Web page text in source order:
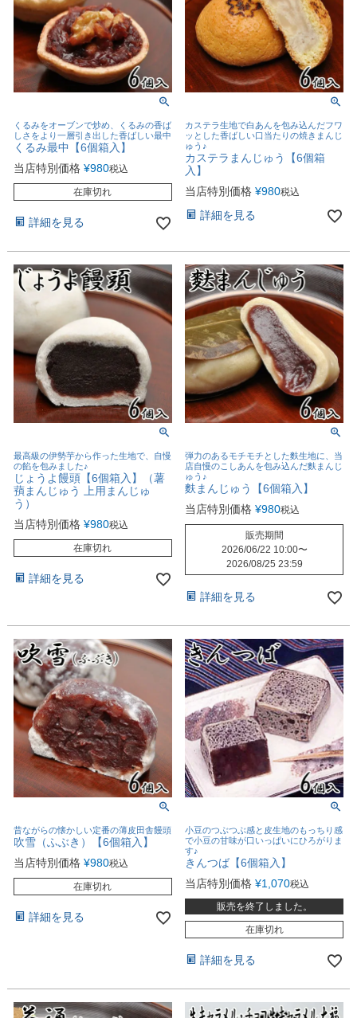
くるみをオーブンで炒め、くるみの香ば
しさをより一層引き出した香ばしい最中
くるみ最中【6個箱入】
当店特別価格 ¥980税込
在庫切れ
詳細を見る
カステラ生地で白あんを包み込んだフワ
ッとした香ばしい口当たりの焼きまんじ
ゅう♪
カステラまんじゅう【6個箱
入】
当店特別価格 ¥980税込
詳細を見る
最高級の伊勢芋から作った生地で、自慢
の餡を包みました♪
じょうよ饅頭【6個箱入】（薯
蕷まんじゅう 上用まんじゅ
う）
当店特別価格 ¥980税込
在庫切れ
詳細を見る
弾力のあるモチモチとした麩生地に、当
店自慢のこしあんを包み込んだ麩まんじ
ゅう♪
麩まんじゅう【6個箱入】
当店特別価格 ¥980税込
販売期間
2026/06/22 10:00〜
2026/08/25 23:59
詳細を見る
昔ながらの懐かしい定番の薄皮田舎饅頭
吹雪（ふぶき）【6個箱入】
当店特別価格 ¥980税込
在庫切れ
詳細を見る
小豆のつぶつぶ感と皮生地のもっちり感
で小豆の甘味が口いっぱいにひろがりま
す♪
きんつば【6個箱入】
当店特別価格 ¥1,070税込
販売を終了しました。
在庫切れ
詳細を見る